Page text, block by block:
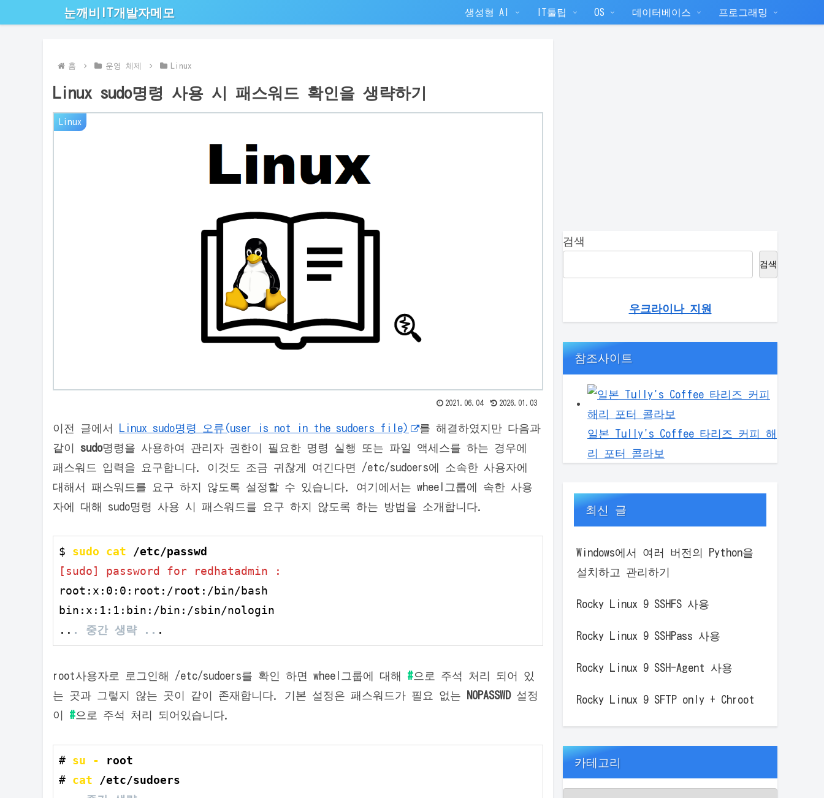
눈깨비IT개발자메모 생성형 AI IT툴팁 OS 데이터베이스 프로그래밍
홈 운영 체제 Linux
Linux sudo명령 사용 시 패스워드 확인을 생략하기
Linux
2021.06.04 2026.01.03
이전 글에서 Linux sudo명령 오류(user is not in the sudoers file)
를 해결하였지만 다음과
같이 sudo명령을 사용하여 관리자 권한이 필요한 명령 실행 또는 파일 액세스를 하는 경우에
패스워드 입력을 요구합니다. 이것도 조금 귀찮게 여긴다면 /etc/sudoers에 소속한 사용자에
대해서 패스워드를 요구 하지 않도록 설정할 수 있습니다. 여기에서는 wheel그룹에 속한 사용
자에 대해 sudo명령 사용 시 패스워드를 요구 하지 않도록 하는 방법을 소개합니다.
$ sudo cat /etc/passwd
root:x:0:0:root:/root:/bin/bash
bin:x:1:1:bin:/bin:/sbin/nologin
.. . 중간 생략 .. .
root사용자로 로그인해 /etc/sudoers를 확인 하면 wheel그룹에 대해 #으로 주석 처리 되어 있
는 곳과 그렇지 않는 곳이 같이 존재합니다. 기본 설정은 패스워드가 필요 없는
NOPASSWD설정
이 #으로 주석 처리 되어있습니다.
# su - root
# cat /etc/sudoers
검색
검색
우크라이나 지원
참조사이트
일본 Tully's Coffee 타리즈 커피 해
리 포터 콜라보
최신 글
Windows에서 여러 버전의 Python을
설치하고 관리하기
Rocky Linux 9 SSHFS 사용
Rocky Linux 9 SSHPass 사용
Rocky Linux 9 SSH-Agent 사용
Rocky Linux 9 SFTP only + Chroot
카테고리